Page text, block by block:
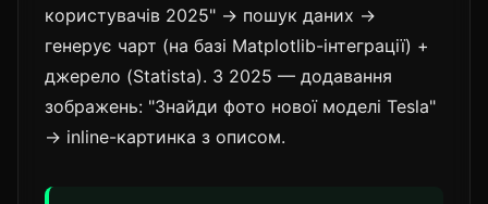
користувачів 2025" → пошук даних →
генерує чарт (на базі Matplotlib-інтеграції) +
джерело (Statista). З 2025 — додавання
зображень: "Знайди фото нової моделі Tesla"
→ inline-картинка з описом.